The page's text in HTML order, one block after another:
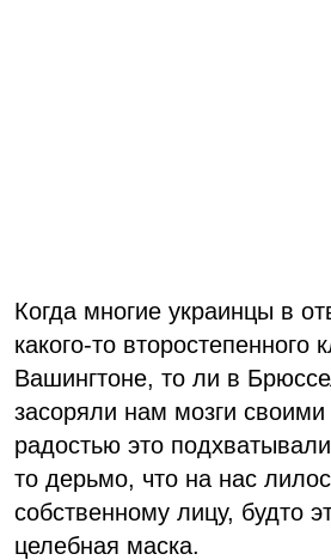
Когда многие украинцы в
какого-то второстепенного
Вашингтоне, то ли в
засоряли нам мозги
радостью это
то дерьмо, что на нас
собственному лицу, будто
целебная маска.